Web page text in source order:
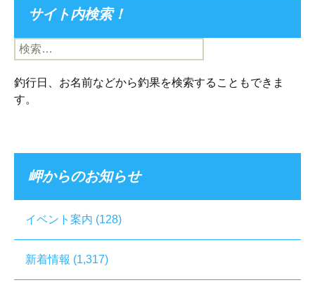
サイト内検索！
検
索:
釣行日、お名前などから釣果を検索することもできま
す。
岬からのお知らせ
イベント案内 (128)
新着情報 (1,317)